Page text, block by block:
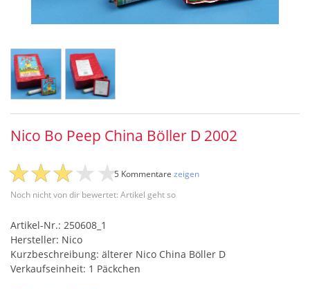
Nico Bo Peep China Böller D 2002
Noch nicht von dir bewertet: Artikel geht so
5 Kommentare zeigen
Artikel-Nr.: 250608_1
Hersteller: Nico
Kurzbeschreibung: älterer Nico China Böller D
Verkaufseinheit: 1 Päckchen